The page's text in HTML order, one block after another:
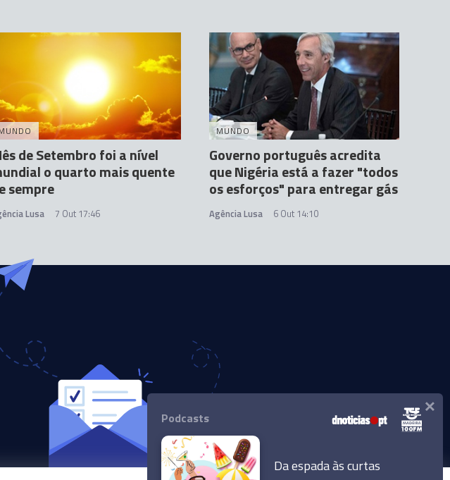
de Setembro foi a nível
o quarto mais quente
sempre
Lusa 7 Out 17:46
MUNDO
Governo português acredita
que Nigéria está a fazer "todos
os esforços" para entregar gás
Agência Lusa 6 Out 14:10
Podcasts
Da espada às curtas
×